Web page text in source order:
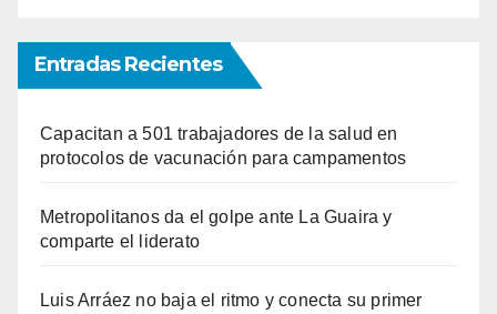
Entradas Recientes
Capacitan a 501 trabajadores de la salud en
protocolos de vacunación para campamentos
Metropolitanos da el golpe ante La Guaira y
comparte el liderato
Luis Arráez no baja el ritmo y conecta su primer